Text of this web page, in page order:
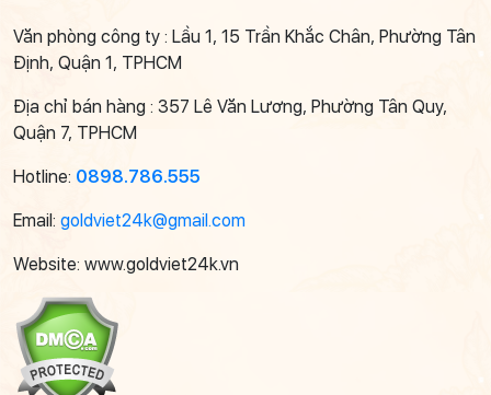
Văn phòng công ty : Lầu 1, 15 Trần Khắc Chân, Phường Tân
Định, Quận 1, TPHCM
Địa chỉ bán hàng : 357 Lê Văn Lương, Phường Tân Quy,
Quận 7, TPHCM
Hotline: 0898.786.555
Email: goldviet24k@gmail.com
Website: www.goldviet24k.vn